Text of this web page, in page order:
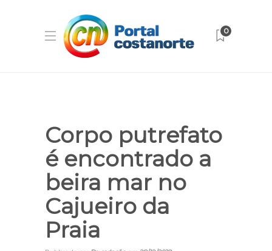
0
Corpo putrefato
é encontrado a
beira mar no
Cajueiro da
Praia